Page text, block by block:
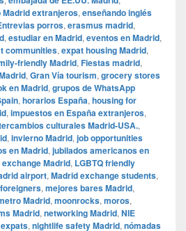
Madrid extranjeros, enseñando inglés
porros, erasmus madrid,
, estudiar en Madrid, eventos en Madrid,
communities, expat housing Madrid,
friendly Madrid, Fiestas madrid,
, Gran Vía tourism, grocery stores
en Madrid, grupos de WhatsApp
, horarios España, housing for
, impuestos en España extranjeros,
culturales Madrid-USA.,
, invierno Madrid, job opportunities
en Madrid, jubilados americanos en
Madrid, LGBTQ friendly
airport, Madrid exchange students,
, mejores bares Madrid,
Madrid, moonrocks, moros,
Madrid, networking Madrid, NIE
, nightlife safety Madrid, nómadas